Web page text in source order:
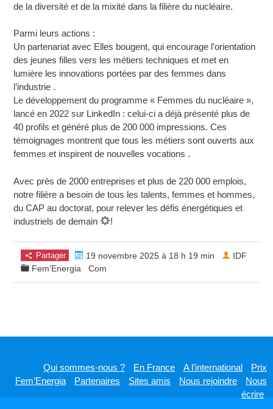
de la diversité et de la mixité dans la filière du nucléaire.
Parmi leurs actions :
Un partenariat avec Elles bougent, qui encourage l’orientation
des jeunes filles vers les métiers techniques et met en
lumière les innovations portées par des femmes dans
l’industrie ‍.
Le développement du programme « Femmes du nucléaire »,
lancé en 2022 sur LinkedIn : celui-ci a déjà présenté plus de
40 profils et généré plus de 200 000 impressions. Ces
témoignages montrent que tous les métiers sont ouverts aux
femmes et inspirent de nouvelles vocations .
Avec près de 2000 entreprises et plus de 220 000 emplois,
notre filière a besoin de tous les talents, femmes et hommes,
du CAP au doctorat, pour relever les défis énergétiques et
industriels de demain
!
Partager
19 novembre 2025 à 18 h 19 min
Fem'Energia
IDF
Com
Qui sommes-nous ? En France A l’international
Prix
Fem’Energia
Partenaires Sites amis Nous rejoindre
Nous
écrire